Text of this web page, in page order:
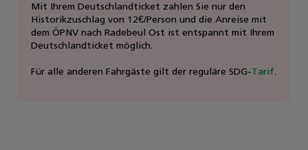
Mit Ihrem Deutschlandticket zahlen Sie nur den
Historikzuschlag von 12€/Person und die Anreise mit
dem ÖPNV nach Radebeul Ost ist entspannt mit Ihrem
Deutschlandticket möglich.
Für alle anderen Fahrgäste gilt der reguläre SDG-Tarif